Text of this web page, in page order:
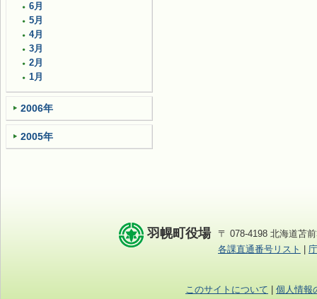
6月
5月
4月
3月
2月
1月
2006年
2005年
羽幌町役場
〒 078-4198 北海道苫
各課直通番号リスト
このサイトについて 個人情報